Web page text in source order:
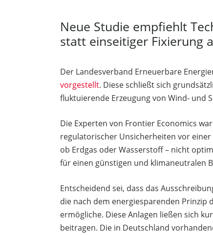
Neue Studie empfiehlt
statt einseitiger Fixierung
Der Landesverband Erneuerbare
vorgestellt. Diese schließt sich
fluktuierende Erzeugung von Wind- und
Die Experten von Frontier Economics
regulatorischer Unsicherheiten vor
ob Erdgas oder Wasserstoff – nicht
für einen günstigen und klimaneutralen
Entscheidend sei, dass das
die nach dem energiesparenden Prinzip
ermögliche. Diese Anlagen ließen sich
beitragen. Die in Deutschland